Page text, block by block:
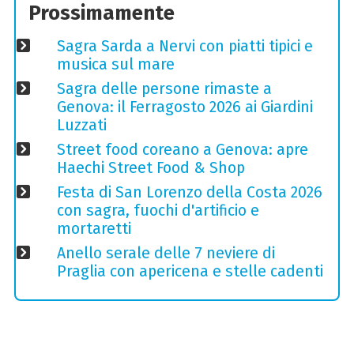
Prossimamente
Sagra Sarda a Nervi con piatti tipici e
musica sul mare
Sagra delle persone rimaste a
Genova: il Ferragosto 2026 ai Giardini
Luzzati
Street food coreano a Genova: apre
Haechi Street Food & Shop
Festa di San Lorenzo della Costa 2026
con sagra, fuochi d'artificio e
mortaretti
Anello serale delle 7 neviere di
Praglia con apericena e stelle cadenti